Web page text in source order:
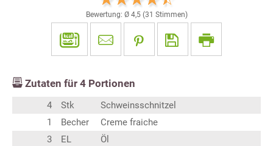
Bewertung: Ø 4,5(31 Stimmen)
Zutaten für 4 Portionen
4 Stk
Schweinsschnitzel
1
Becher
Creme fraiche
3
EL
Öl